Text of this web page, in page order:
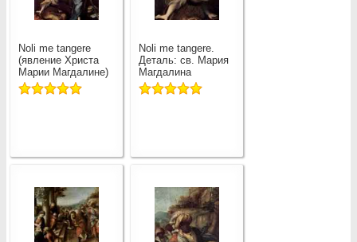
Noli me tangere
(явление Христа
Марии Магдалине)
Noli me tangere.
Деталь: св. Мария
Магдалина